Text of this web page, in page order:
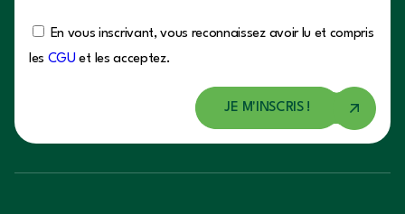
En vous inscrivant, vous reconnaissez avoir lu et compris
les CGU et les acceptez.